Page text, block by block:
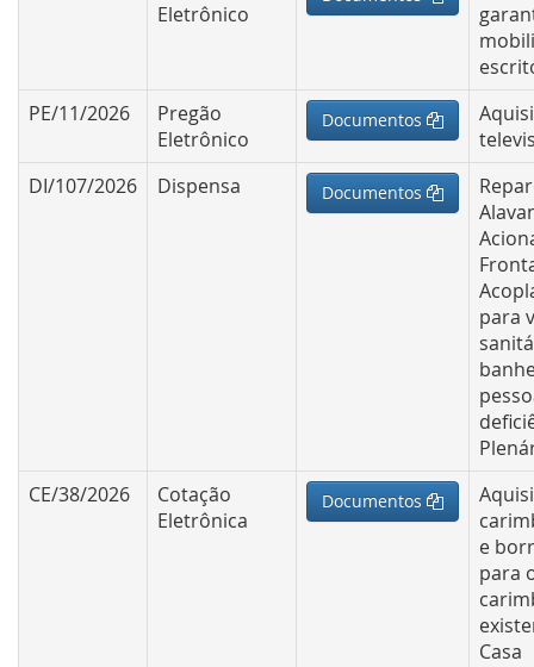
Eletrônico
PE/11/2026
Pregão
Eletrônico
Documentos
DI/107/2026
Dispensa Documentos
para
CE/38/2026
Cotação
Eletrônica
Documentos
e
para
Casa